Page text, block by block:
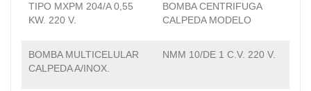
TIPO MXPM 204/A 0,55
KW. 220 V.
BOMBA CENTRIFUGA
CALPEDA MODELO
BOMBA MULTICELULAR
CALPEDA A/INOX.
NMM 10/DE 1 C.V. 220 V.